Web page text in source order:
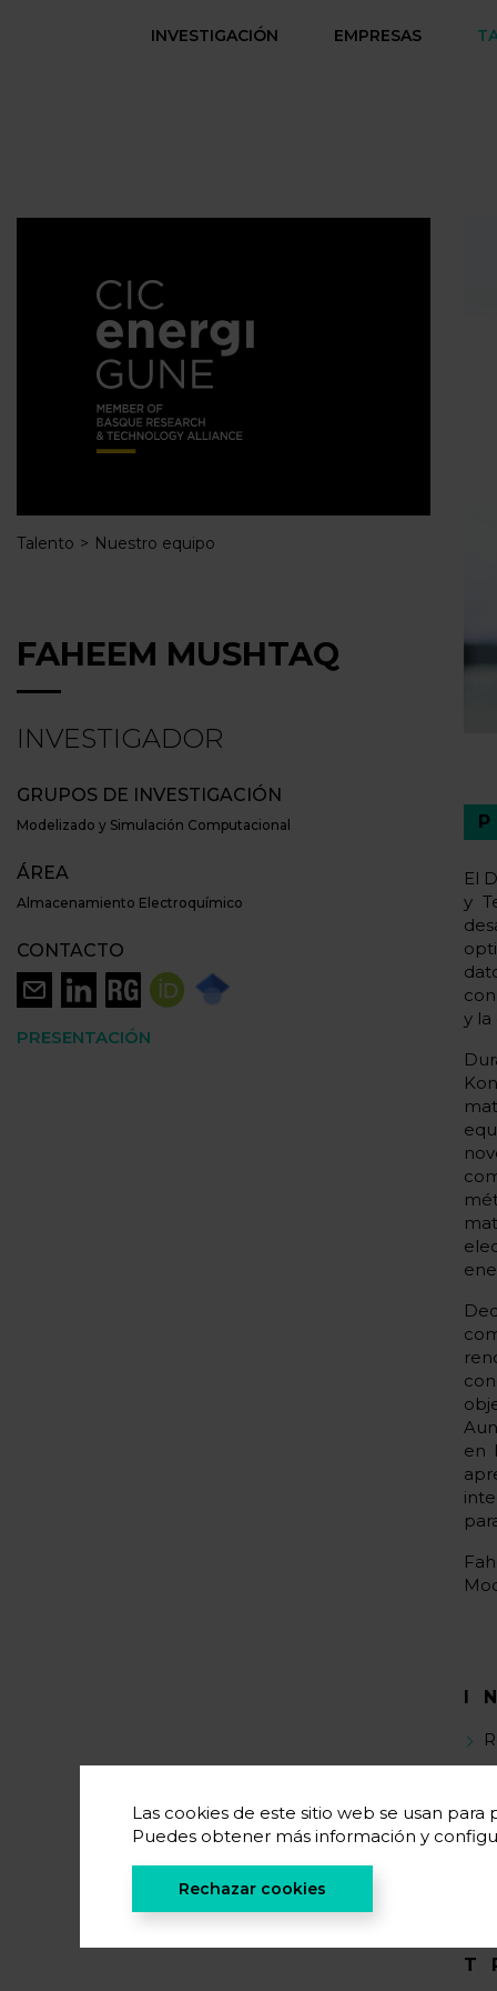
INVESTIGACIÓN EMPRESAS
Talento Nuestro equipo
FAHEEM MUSHTAQ
INVESTIGADOR
GRUPOS DE INVESTIGACIÓN
Modelizado y Simulación Computacional
ÁREA
Almacenamiento Electroquímico
CONTACTO
PRESENTACIÓN
El
y
y
en
Las cookies de este sitio web se usan
Puedes obtener más información y
Rechazar cookies